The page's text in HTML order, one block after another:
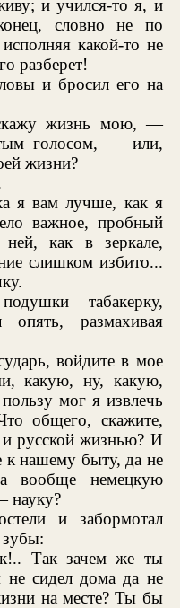
и учился-то я, и
словно не по
какой-то не
разберет!
и бросил его на
жизнь мою, —
голосом, — или,
жизни?
я вам лучше, как я
важное, пробный
ней, как в зеркале,
слишком избито...
табакерку,
размахивая
войдите в мое
какую, ну, какую,
мог я извлечь
общего, скажите,
русской жизнью? И
к нашему быту, да не
вообще немецкую
науку?
и забормотал
зубы:
Так зачем же ты
не сидел дома да не
на месте? Ты бы